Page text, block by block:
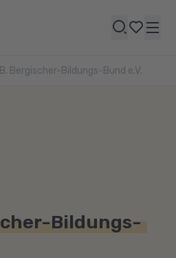
Bergischer-Bildungs-Bund e.V.
Bildungs-